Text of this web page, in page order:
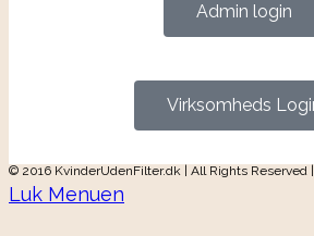
Virksomheds
Admin login
© 2016 KvinderUdenFilter.dk | All Rights Reserved |
Luk Menuen